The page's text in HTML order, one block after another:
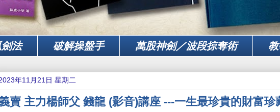
法 破解操盤手 萬股神劍／波段掠奪術
年11月21日 星期二
賣 主力楊師父 錢龍 (影音)講座 ---一生最珍貴的財富珍